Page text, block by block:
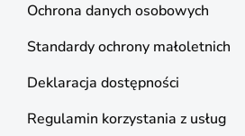
Ochrona danych osobowych
Standardy ochrony małoletnich
Deklaracja dostępności
Regulamin korzystania z usług